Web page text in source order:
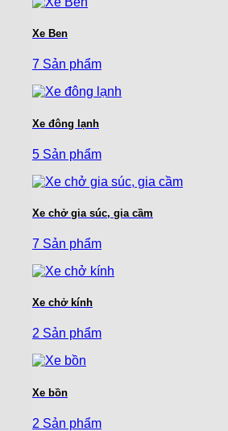
Xe Ben
7 Sản phẩm
Xe đông lạnh
5 Sản phẩm
Xe chở gia súc, gia cầm
7 Sản phẩm
Xe chở kính
2 Sản phẩm
Xe bồn
2 Sản phẩm